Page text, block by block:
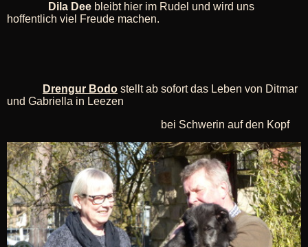
Dila Dee bleibt hier im Rudel und wird uns
hoffentlich viel Freude machen.
Drengur Bodo stellt ab sofort das Leben von Ditmar
und Gabriella in Leezen
bei Schwerin auf den Kopf